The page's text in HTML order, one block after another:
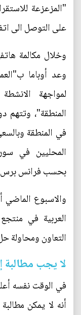
"المزعزعة
على التوصل الى
وخلال مكالمة
وعد أوباما
لمواجهة
المنطقة"، وتتهم
في المنطقة
المحليين في
بحسب فرانس
والاسبوع الماضي
العربية في
التعاون ومحاولة
لا يجب مطالبة
في الوقت نفسه
أنه لا يمكن